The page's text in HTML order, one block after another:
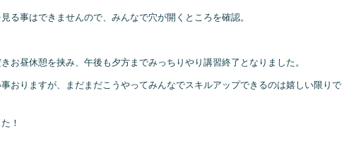
る事はできませんので、みんなで穴が開くところを確認。
お昼休憩を挟み、午後も夕方までみっちりやり講習終了となりました。
おりますが、まだまだこうやってみんなでスキルアップできるのは嬉しい限りで
！